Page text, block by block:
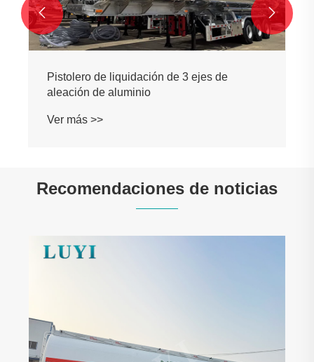
Pistolero de liquidación de 3 ejes de
aleación de aluminio
Ver más >>
 
Recomendaciones de noticias